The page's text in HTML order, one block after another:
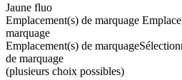
Jaune fluo
Emplacement(s) de marquage
marquage
Emplacement(s) de marquage
de marquage
(plusieurs choix possibles)